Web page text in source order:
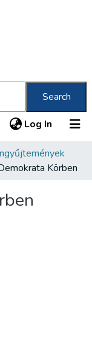
Search
Log In (current)
Körben